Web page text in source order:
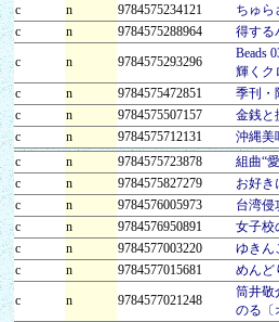
c
n 9784575234121 ちゅら
c
n 9784575288964 得する
c
n 9784575293296
Beads
輝くク
c n 9784575472851 季刊・
c
n 9784575507157 金銭と
c
n 9784575712131 沖縄美
c
n 9784575723878 組曲“
c
n 9784575827279 お好き
c
n 9784576005973 台湾侵
c
n 9784576950891 女子校
c
n 9784577003220 ゆきん
c
n 9784577015681 めんど
c
n 9784577021248
筒井敬
のる〔